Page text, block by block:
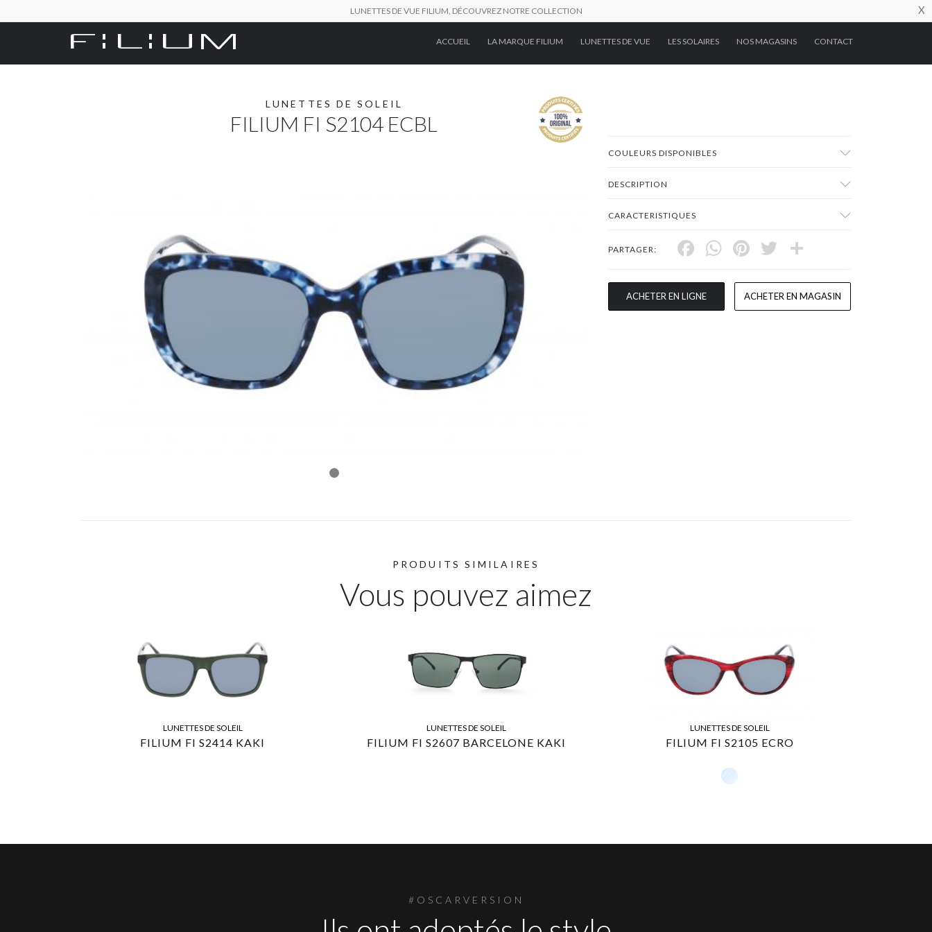
LUNETTES DE VUE FILIUM, DÉCOUVREZ NOTRE COLLECTION X
ACCUEIL LA MARQUE FILIUM LUNETTES DE VUE LES SOLAIRES NOS MAGASINS CONTACT
LUNETTES DE SOLEIL
FILIUM FI S2104 ECBL
COULEURS DISPONIBLES
DESCRIPTION
CARACTERISTIQUES
PARTAGER: Facebook
WhatsApp
Pinterest
Twitter
ACHETER EN LIGNE ACHETER EN MAGASIN
PRODUITS SIMILAIRES
Vous pouvez aimez
LUNETTES DE SOLEIL
FILIUM FI S2414 KAKI
LUNETTES DE SOLEIL
FILIUM FI S2607 BARCELONE KAKI
LUNETTES DE SOLEIL
FILIUM FI S2105 ECRO
#OSCARVERSION